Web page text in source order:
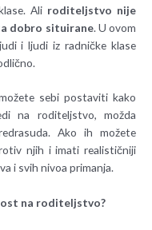
Ali roditeljstvo nije
dobro situirane. U ovom
i ljudi iz radničke klase
sebi postaviti kako
na roditeljstvo, možda
Ako ih možete
njih i imati realističniji
i svih nivoa primanja.
na roditeljstvo?